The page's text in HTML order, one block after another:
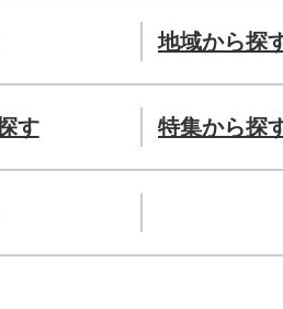
地域から探
す 特集から探